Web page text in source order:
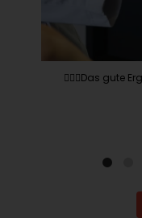
👨🏽‍⚕️Das gute